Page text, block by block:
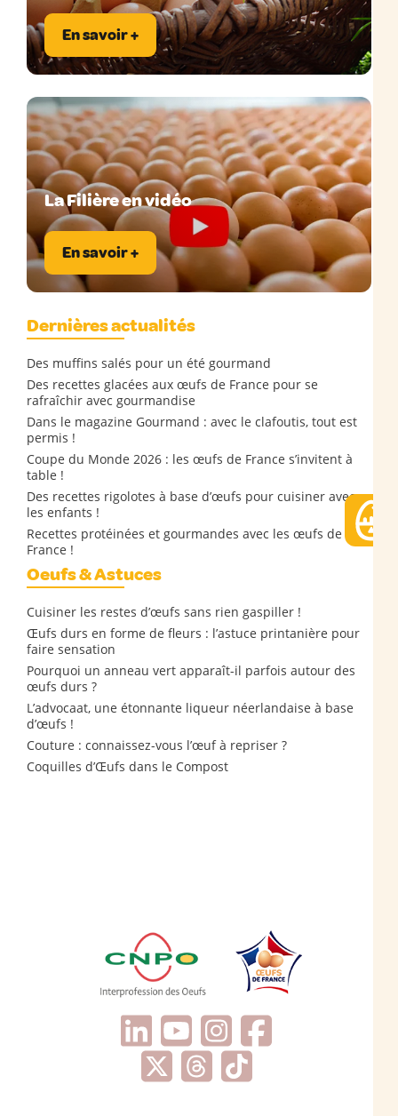
En savoir +
La Filière en vidéo
En savoir +
Dernières actualités
Des muffins salés pour un été gourmand
Des recettes glacées aux œufs de France pour se
rafraîchir avec gourmandise
Dans le magazine Gourmand : avec le clafoutis, tout est
permis !
Coupe du Monde 2026 : les œufs de France s’invitent à
table !
Des recettes rigolotes à base d’œufs pour cuisiner avec
les enfants !
Recettes protéinées et gourmandes avec les œufs de
France !
Oeufs & Astuces
Cuisiner les restes d’œufs sans rien gaspiller !
Œufs durs en forme de fleurs : l’astuce printanière pour
faire sensation
Pourquoi un anneau vert apparaît-il parfois autour des
œufs durs ?
L’advocaat, une étonnante liqueur néerlandaise à base
d’œufs !
Couture : connaissez-vous l’œuf à repriser ?
Coquilles d’Œufs dans le Compost